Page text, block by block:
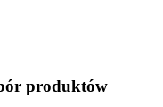
produktów